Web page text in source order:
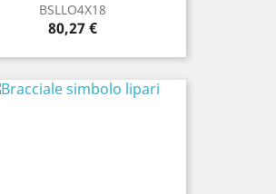
BSLLO4X18
Prezzo
80,27 €